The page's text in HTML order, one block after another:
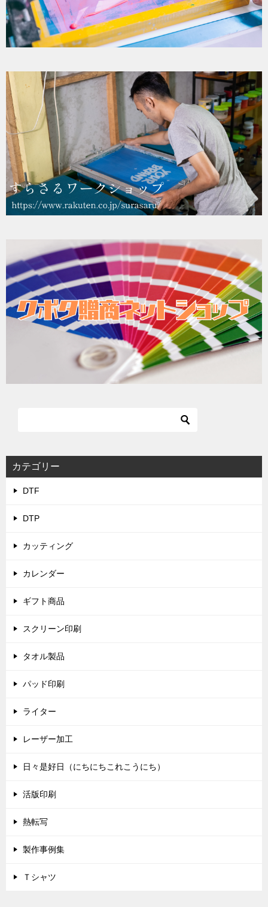
カテゴリー
DTF
DTP
カッティング
カレンダー
ギフト商品
スクリーン印刷
タオル製品
パッド印刷
ライター
レーザー加工
日々是好日（にちにちこれこうにち）
活版印刷
熱転写
製作事例集
Ｔシャツ